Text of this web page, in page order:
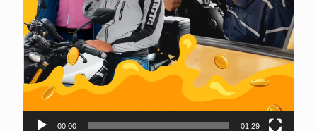
00:00 01:29